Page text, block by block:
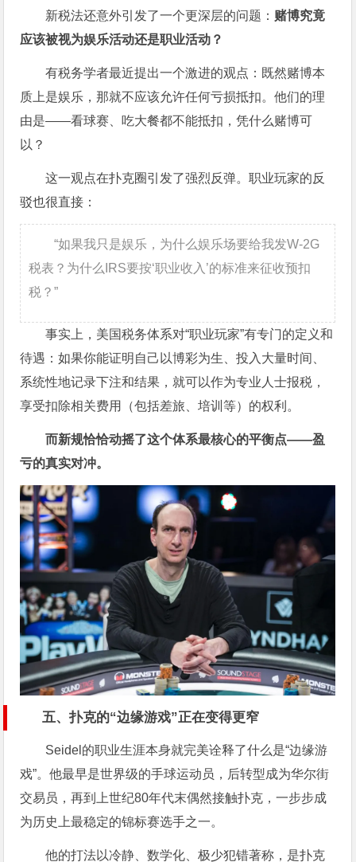
新税法还意外引发了一个更深层的问题： 赌博究竟
应该被视为娱乐活动还是职业活动？
有税务学者最近提出一个激进的观点：既然赌博本
质上是娱乐，那就不应该允许任何亏损抵扣。他们的理
由是——看球赛、吃大餐都不能抵扣，凭什么赌博可
以？
这一观点在扑克圈引发了强烈反弹。职业玩家的反
驳也很直接：
“如果我只是娱乐，为什么娱乐场要给我发W-2G
税表？为什么IRS要按‘职业收入’的标准来征收预扣
税？”
事实上，美国税务体系对“职业玩家”有专门的定义和
待遇：如果你能证明自己以博彩为生、投入大量时间、
系统性地记录下注和结果，就可以作为专业人士报税，
享受扣除相关费用（包括差旅、培训等）的权利。
而新规恰恰动摇了这个体系最核心的平衡点——盈
亏的真实对冲。
五、扑克的“边缘游戏”正在变得更窄
Seidel的职业生涯本身就完美诠释了什么是“边缘游
戏”。他最早是世界级的手球运动员，后转型成为华尔街
交易员，再到上世纪80年代末偶然接触扑克，一步步成
为历史上最稳定的锦标赛选手之一。
他的打法以冷静、数学化、极少犯错著称，是扑克